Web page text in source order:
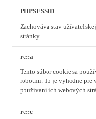
PHPSESSID
Zachováva stav
stránky.
rc::a
Tento súbor cookie sa
robotmi. To je výhodné pre
používaní ich webových
rc::c